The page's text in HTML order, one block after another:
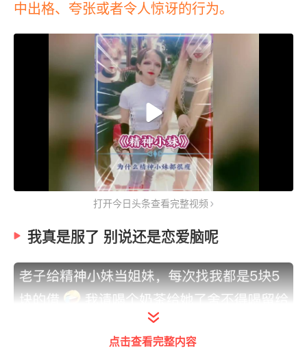
中出格、夸张或者令人惊讶的行为。
打开今日头条查看完整视频
我真是服了 别说还是恋爱脑呢
打开今日头条查看图片详情
点击查看完整内容